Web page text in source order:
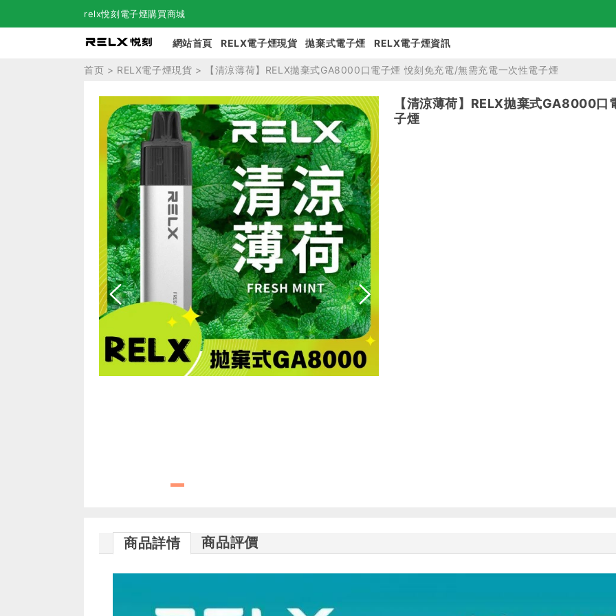
relx悅刻電子煙購買商城
網站首頁 RELX電子煙現貨 拋棄式電子煙 RELX電子煙資訊
首页 > RELX電子煙現貨 > 【清涼薄荷】RELX拋棄式GA8000口電子煙 悅刻免充電/無需充電一次性電子煙
【清涼薄荷】RELX拋棄式GA8000
子煙
商品詳情 商品評價